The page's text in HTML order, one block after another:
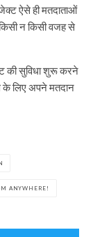
ऐसे ही मतदाताओं
न किसी वजह से
की सुविधा शुरू करने
के लिए अपने मतदान
ANYWHERE!